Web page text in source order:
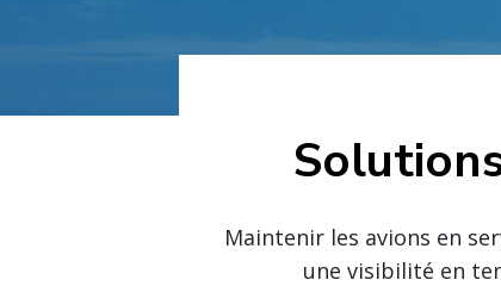
Maintenir les avions en
une visibilité en